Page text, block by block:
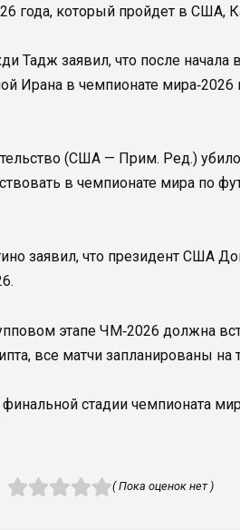
года, который пройдет в США,
Тадж заявил, что после начала
Ирана в чемпионате мира‑2026
(США — Прим. Ред.)
в чемпионате мира по
заявил, что президент США
этапе ЧМ‑2026 должна
все матчи запланированы на
стадии чемпионата
( Пока оценок нет )